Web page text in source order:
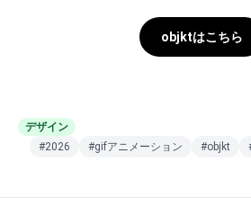
objktはこちら
デザイン
#2026
#gifアニメーション #objkt